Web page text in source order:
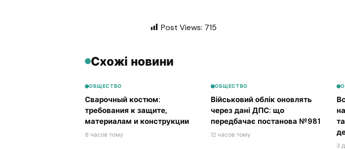
Post Views: 715
Схожі новини
ОБЩЕСТВО
Сварочный костюм:
требования к защите,
материалам и конструкции
8 часов тому
ОБЩЕСТВО
Військовий облік оновлять
через дані ДПС: що
передбачає постанова №981
12 часов тому
3